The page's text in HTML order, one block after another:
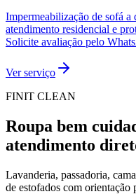
Impermeabilização de sofá
atendimento residencial e
Solicite avaliação pelo
Ver serviço
FINIT CLEAN
Roupa bem
atendimento
Lavanderia, passadoria,
de estofados com orientação